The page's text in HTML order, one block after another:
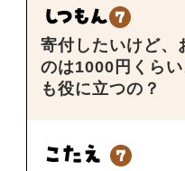
寄付したいけど、
のは1000円くら
も役に立つの？